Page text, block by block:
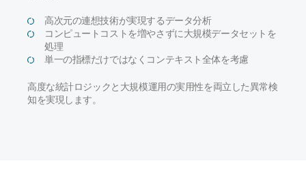
高次元の連想技術が実現するデータ分析
コンピュートコストを増やさずに大規模データセットを
処理
単一の指標だけではなくコンテキスト全体を考慮
高度な統計ロジックと大規模運用の実用性を両立した異常検
知を実現します。